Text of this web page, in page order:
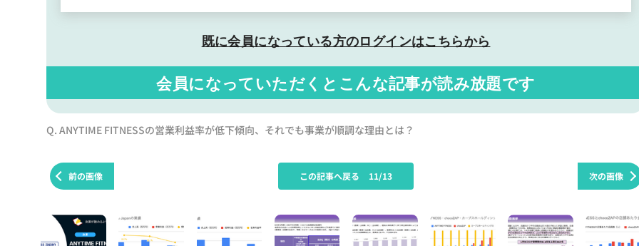
既に会員になっている方のログインはこちらから
会員になっていただくと こんな記事が読み放題です
Q. ANYTIME FITNESSの営業利益率が低下傾向、それでも事業が順調な理由とは？
前の画像 次の画像
この記事へ戻る 11/13